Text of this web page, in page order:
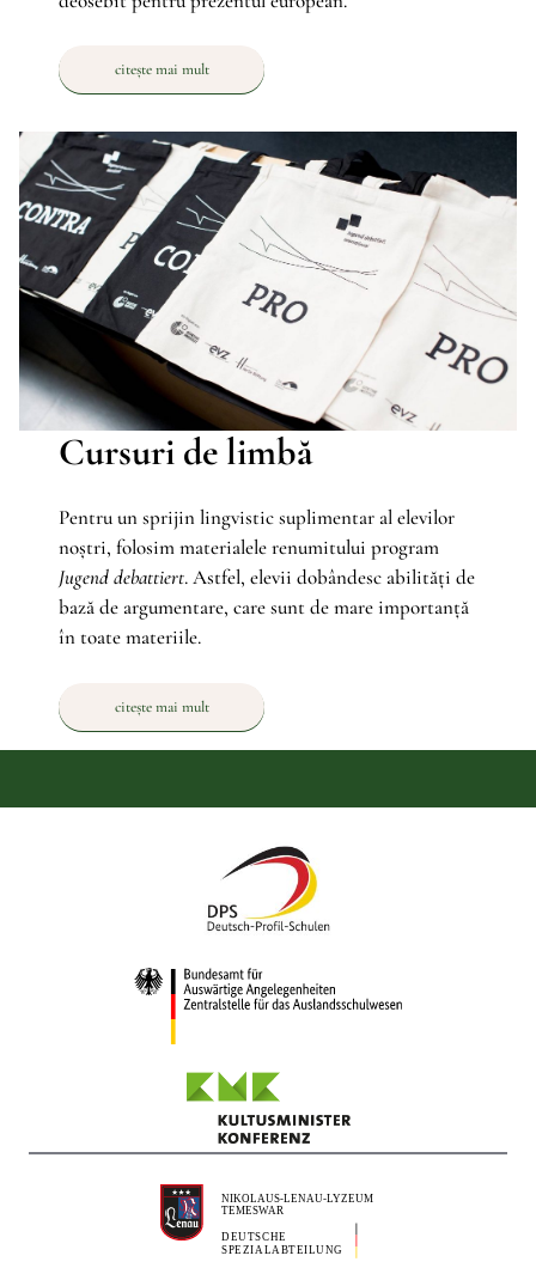
citește mai mult
Cursuri de limbă
Pentru un sprijin lingvistic suplimentar al elevilor
noștri, folosim materialele renumitului program
Jugend debattiert. Astfel, elevii dobândesc abilități de
bază de argumentare, care sunt de mare importanță
în toate materiile.
citește mai mult